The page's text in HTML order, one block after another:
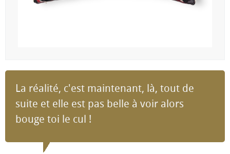
La réalité, c'est maintenant, là, tout de
suite et elle est pas belle à voir alors
bouge toi le cul !